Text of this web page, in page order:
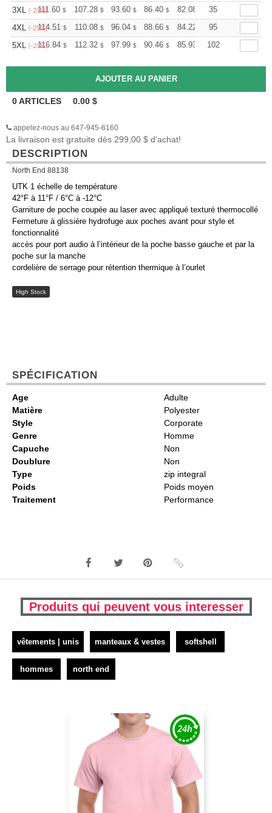
3XL (-25%)111.60 $ 107.28 $ 93.60 $ 86.40 $ 82.08 80.64
35
4XL (-25%)114.51 $ 110.08 $ 96.04 $ 88.66 $ 84.22 82.75
95
5XL (-25%)116.84 $ 112.32 $ 97.99 $ 90.46 $ 85.93 84.43
102
0ARTICLES 0.00 $
appelez-nous au 647-945-6160
La livraison est gratuite dès 299,00 $ d'achat!
DESCRIPTION
North End 88138
UTK 1 échelle de température
42°F à 11°F / 6°C à -12°C
Garniture de poche coupée au laser avec appliqué texturé thermocollé
Fermeture à glissière hydrofuge aux poches avant pour style et
fonctionnalité
accès pour port audio à l’intérieur de la poche basse gauche et par la
poche sur la manche
cordelière de serrage pour rétention thermique à l’ourlet
High Stock
SPÉCIFICATION
Age
Adulte
Matière
Polyester
Style
Corporate
Genre
Homme
Capuche
Non
Doublure
Non
Type
zip integral
Poids
Poids moyen
Traitement
Performance
Produits qui peuvent vous interesser
vêtements | unis manteaux & vestes softshell
hommes north end